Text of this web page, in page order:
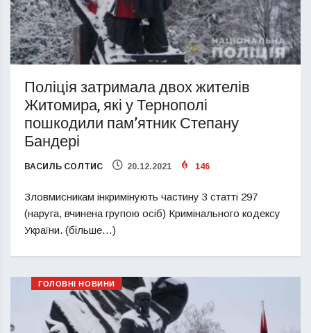
Поліція затримала двох жителів
Житомира, які у Тернополі
пошкодили пам’ятник Степану
Бандері
ВАСИЛЬ СОЛТИС 20.12.2021 146
Зловмисникам інкримінують частину 3 статті 297
(наруга, вчинена групою осіб) Кримінального кодексу
України. (більше…)
ГОЛОВНІ НОВИНИ